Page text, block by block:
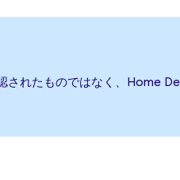
れたものではなく、Home